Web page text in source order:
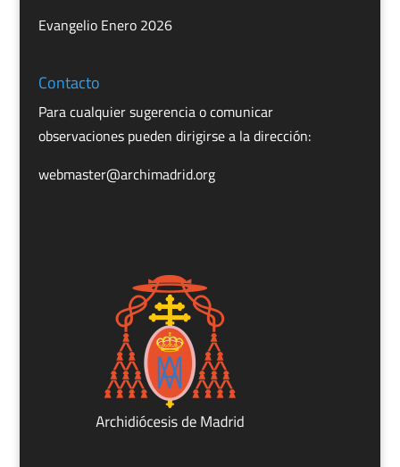
Evangelio Enero 2026
Contacto
Para cualquier sugerencia o comunicar
observaciones pueden dirigirse a la dirección:
webmaster@archimadrid.org